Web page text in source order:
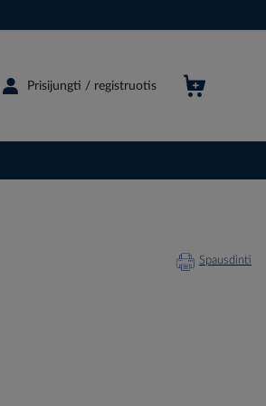
Prisijungti / registruotis
Spausdinti